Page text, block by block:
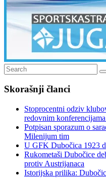
Search
for:
Skorašnji članci
Stoprocentni odziv
redovnim
Potpisan sporazum o
Milenijum tim
U GFK Dubočica 1923
Rukometaši Dubočice
protiv Austrijanaca
Istorijska prilika: